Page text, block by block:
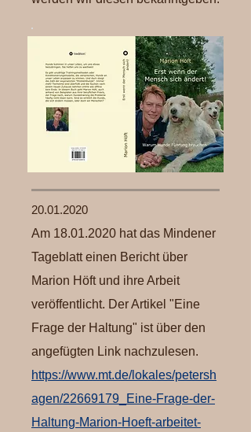
20.01.2020
Am 18.01.2020 hat das Mindener
Tageblatt einen Bericht über
Marion Höft und ihre Arbeit
veröffentlicht. Der Artikel "Eine
Frage der Haltung" ist über den
angefügten Link nachzulesen.
https://www.mt.de/lokales/petersh
agen/22669179_Eine-Frage-der-
Haltung-Marion-Hoeft-arbeitet-